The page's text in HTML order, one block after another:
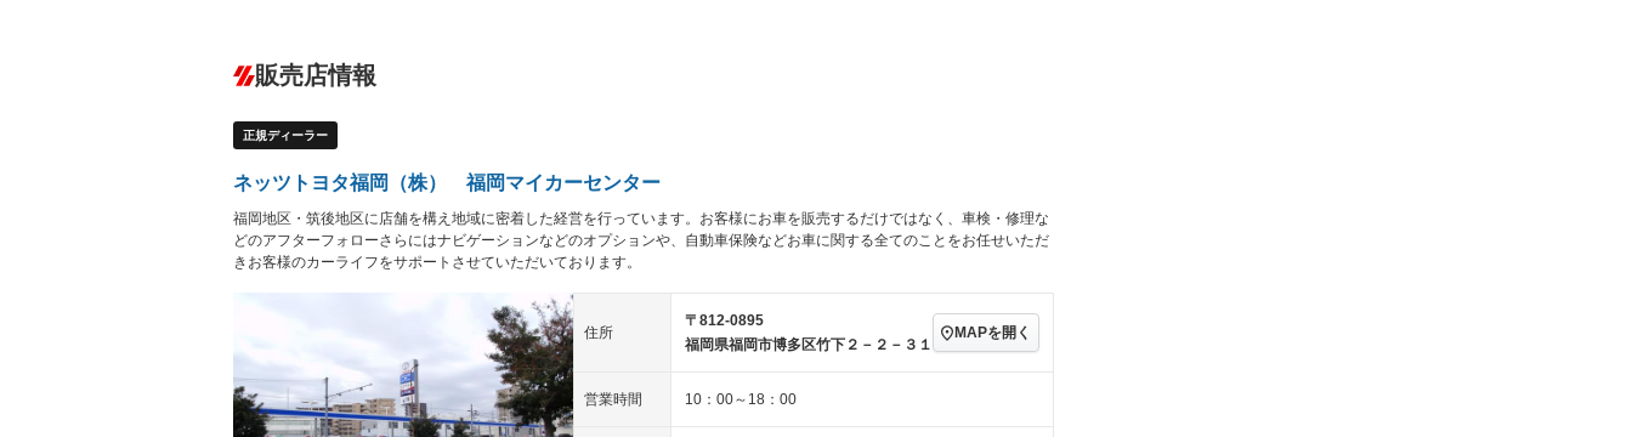
－ ダウンヒルアシストコントロール
－ Bluetooth接続
－ レンタカーアップ 展示・試乗車
装備略号／用語解説
オーディオ：ミュージックプレイヤー接続可
－
ヘッドライトウォッシャ
ー
LEDヘッドランプ HID(キセノンライト) －
ETC － エアロ スマートキー － ローダウン
－ ランフラットタイヤ パワーシート
チップアップシート
－ ウォークスルー 後席モニター 電動リアゲート
－ フロントカメラ シートエアコン 全周囲カメラ
販売店情報
正規ディーラー
ネッツトヨタ福岡（株） 福岡マイカーセンター
福岡地区・筑後地区に店舗を構え地域に密着した経営を行っています。お客様にお車を販売するだけではなく、車検・修理な
どのアフターフォローさらにはナビゲーションなどのオプションや、自動車保険などお車に関する全てのことをお任せいただ
きお客様のカーライフをサポートさせていただいております。
住所
〒812-0895
福岡県福岡市博多区竹下２－２－３１
MAPを開く
営業時間 10：00～18：00